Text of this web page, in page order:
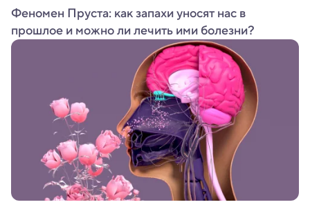
Феномен Пруста: как запахи уносят нас в
прошлое и можно ли лечить ими болезни?